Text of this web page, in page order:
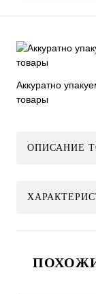
Аккуратно
товары
ОПИСАНИЕ